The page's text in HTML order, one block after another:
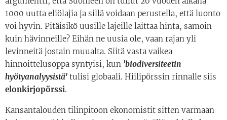
1000 uutta eliölajia ja sillä voidaan perustella, että luonto
voi hyvin. Pitäisikö uusille lajeille laittaa hinta, samoin
kuin hävinneille? Eihän ne uusia ole, vaan rajan yli
levinneitä jostain muualta. Siitä vasta vaikea
hinnoittelusoppa syntyisi, kun 'biodiversiteetin
hyötyanalyysistä' tulisi globaali. Hiilipörssin rinnalle siis
elonkirjopörssi.
Kansantalouden tilinpitoon ekonomistit sitten varmaan